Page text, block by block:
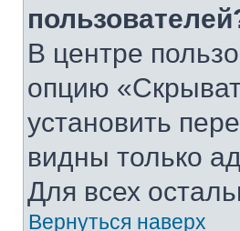
В центре
опцию
установить
видны только
Для всех
Вернуться наверх